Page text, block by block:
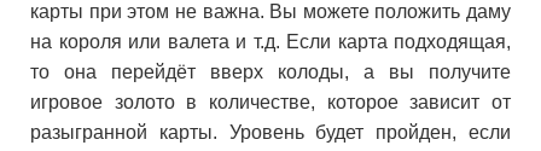
карты при этом не важна. Вы можете положить даму
на короля или валета и т.д. Если карта подходящая,
то она перейдёт вверх колоды, а вы получите
игровое золото в количестве, которое зависит от
разыгранной карты. Уровень будет пройден, если